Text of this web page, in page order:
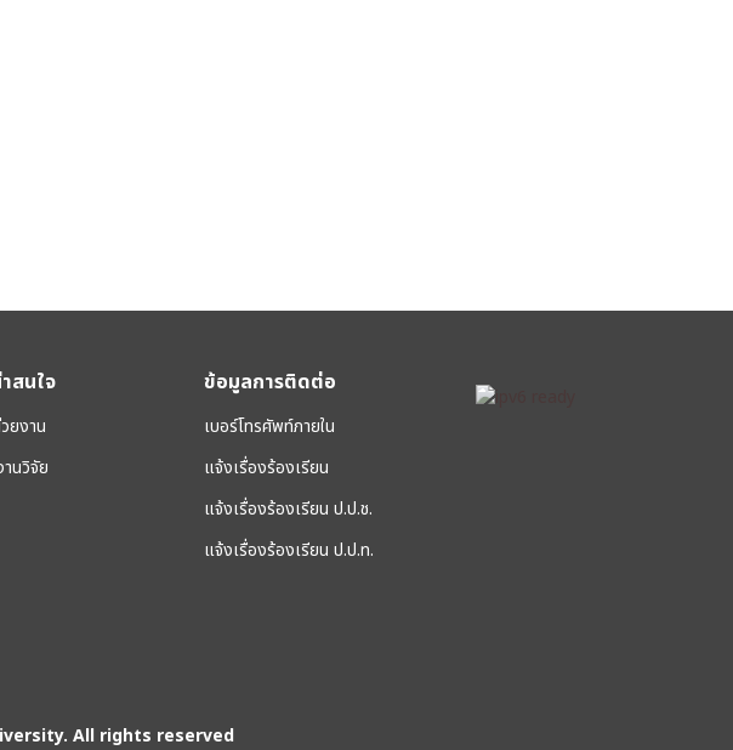
สนใจ
ยงาน
นวิจัย
ข้อมูลการติดต่อ
เบอร์โทรศัพท์ภายใน
แจ้งเรื่องร้องเรียน
แจ้งเรื่องร้องเรียน ป.ป.ช.
แจ้งเรื่องร้องเรียน ป.ป.ท.
All rights reserved